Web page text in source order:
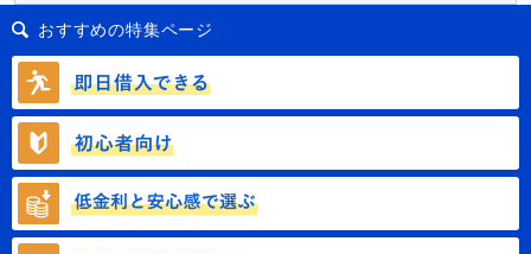
おすすめの特集ページ